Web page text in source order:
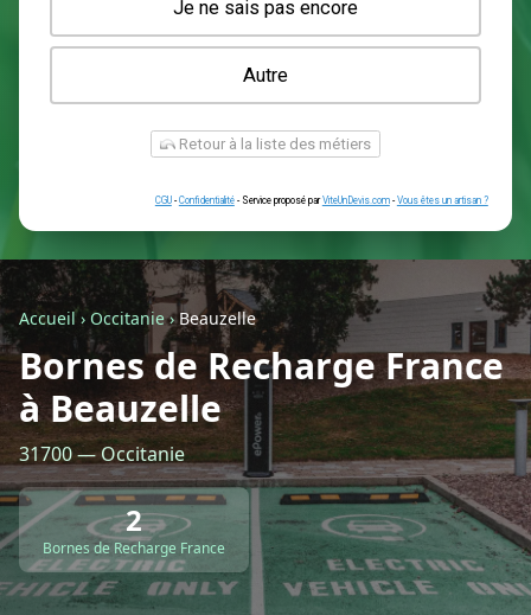
Une prise renforcée (type greenup)
Une simple prise
Je ne sais pas encore
Autre
Retour à la liste des métiers
CGU-Confidentialité- Service proposé parViteUnDevis.com-Vous
Accueil› Occitanie›Beauzelle
Bornes de Recharge France
à Beauzelle
31700 — Occitanie
2
Bornes de Recharge France